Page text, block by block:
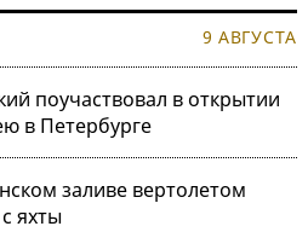
9 АВГУСТА
поучаствовал в открытии
в Петербурге
заливе вертолетом
яхты